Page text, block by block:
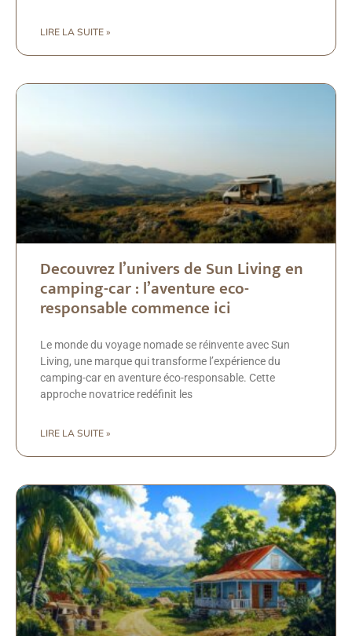
LIRE LA SUITE »
Decouvrez l’univers de Sun Living en
camping-car : l’aventure eco-
responsable commence ici
Le monde du voyage nomade se réinvente avec Sun
Living, une marque qui transforme l’expérience du
camping-car en aventure éco-responsable. Cette
approche novatrice redéfinit les
LIRE LA SUITE »